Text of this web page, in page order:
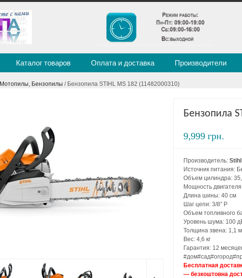
Каталог товаров Оплата и доставка Производители
Мотопилы, Бензопилы / Бензопила STIHL MS 182 (11482000310)
Бензопила
9,999 грн.
Производитель: Stihl
Источник питания:
Объем цилиндра:
Мощность
Длина шины: 40 см
Шаг цепи: 3/8″ P
Объем топливного
Уровень шума: 100
Толщина звена: 1,1
Вес: 4,6 кг
Гарантия: 12
Бесплатная
— безкоштовна